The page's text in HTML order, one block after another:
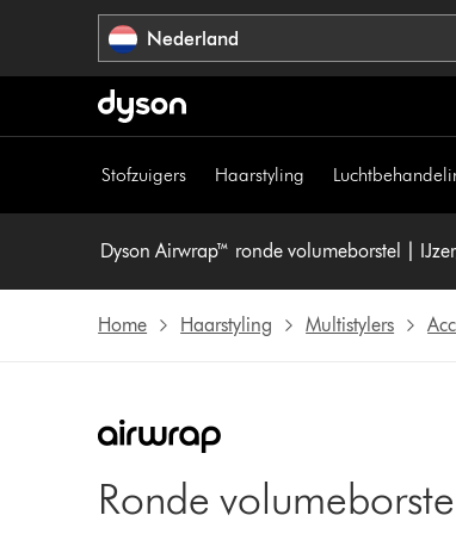
Nederland
Stofzuigers Haarstyling
Dyson Airwrap™ ronde volumeborstel |
Home Haarstyling Multistylers
Ronde